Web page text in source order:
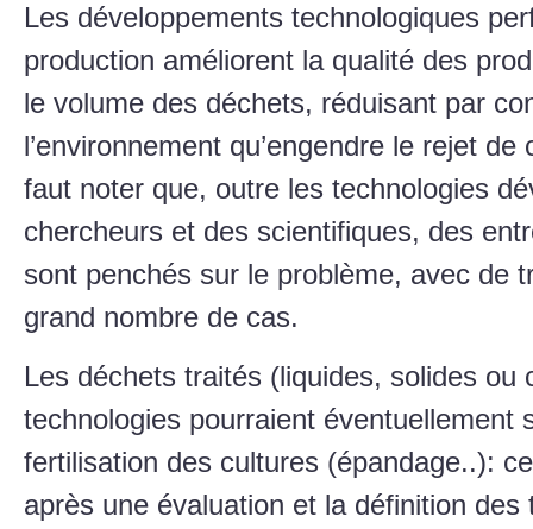
Les développements technologiques
production améliorent la qualité des
le volume des déchets, réduisant par
l’environnement qu’engendre le rejet
faut noter que, outre les technologies
chercheurs et des scientifiques, des
sont penchés sur le problème, avec de
grand nombre de cas.
Les déchets traités (liquides, solides ou
technologies pourraient éventuellement
fertilisation des cultures (épandage..):
après une évaluation et la définition